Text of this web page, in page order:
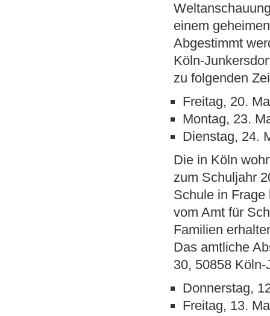
einem geheimen
Abgestimmt
Köln-
zu folgenden
Freitag, 20.
Montag, 23.
Dienstag, 24.
Die in Köln
zum Schuljahr
Schule in
vom Amt für
Familien
Das amtliche
30, 50858 Köln-
Donnerstag,
Freitag, 13.